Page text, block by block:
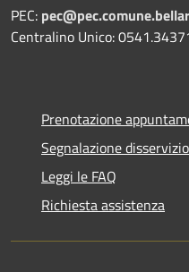
PEC:
Centralino Unico:
Prenotazione
Segnalazione disservizio
Leggi le FAQ
Richiesta assistenza